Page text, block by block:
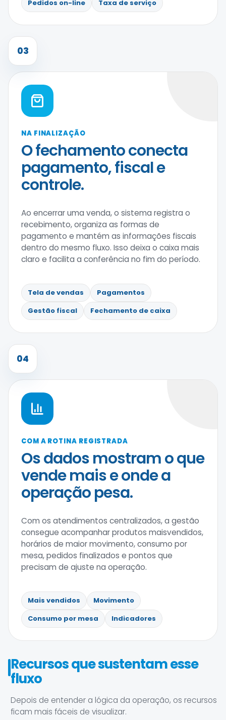
Pedidos on-line
Taxa de serviço
03
NA FINALIZAÇÃO
O fechamento conecta
pagamento, fiscal e
controle.
Ao encerrar uma venda, o sistema registra o
recebimento, organiza as formas de
pagamento e mantém as informações fiscais
dentro do mesmo fluxo. Isso deixa o caixa mais
claro e facilita a conferência no fim do período.
Tela de vendas
Pagamentos
Gestão fiscal
Fechamento de caixa
04
COM A ROTINA REGISTRADA
Os dados mostram o que
vende mais e onde a
operação pesa.
Com os atendimentos centralizados, a gestão
consegue acompanhar produtos maisvendidos,
horários de maior movimento, consumo por
mesa, pedidos finalizados e pontos que
precisam de ajuste na operação.
Mais vendidos
Movimento
Consumo por mesa
Indicadores
Recursos que sustentam esse
fluxo
Depois de entender a lógica da operação, os recursos
ficam mais fáceis de visualizar.